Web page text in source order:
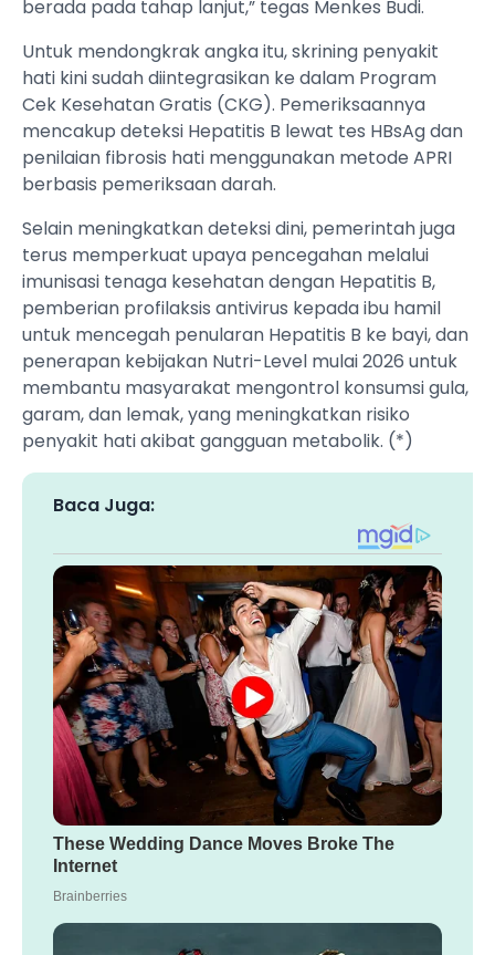
berada pada tahap lanjut,” tegas Menkes Budi.
Untuk mendongkrak angka itu, skrining penyakit
hati kini sudah diintegrasikan ke dalam Program
Cek Kesehatan Gratis (CKG). Pemeriksaannya
mencakup deteksi Hepatitis B lewat tes HBsAg dan
penilaian fibrosis hati menggunakan metode APRI
berbasis pemeriksaan darah.
Selain meningkatkan deteksi dini, pemerintah juga
terus memperkuat upaya pencegahan melalui
imunisasi tenaga kesehatan dengan Hepatitis B,
pemberian profilaksis antivirus kepada ibu hamil
untuk mencegah penularan Hepatitis B ke bayi, dan
penerapan kebijakan Nutri-Level mulai 2026 untuk
membantu masyarakat mengontrol konsumsi gula,
garam, dan lemak, yang meningkatkan risiko
penyakit hati akibat gangguan metabolik. (*)
Baca Juga: